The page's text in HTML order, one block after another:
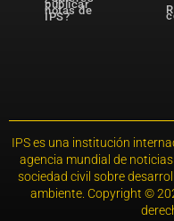
publicar
notas de
IPS?
IPS es una institución
agencia mundial de
sociedad civil sobre
ambiente. Copyright ©